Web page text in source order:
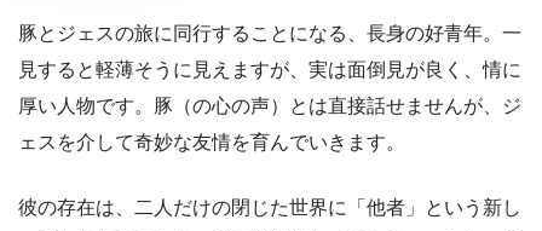
豚とジェスの旅に同行することになる、長身の好青年。一
見すると軽薄そうに見えますが、実は面倒見が良く、情に
厚い人物です。豚（の心の声）とは直接話せませんが、ジ
ェスを介して奇妙な友情を育んでいきます。
彼の存在は、二人だけの閉じた世界に「他者」という新し